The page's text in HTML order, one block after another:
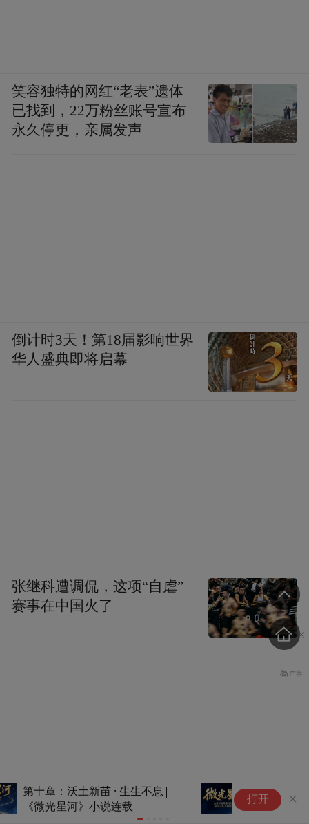
第十三章：出海初航 · 爱无疆
界|《微光星河》小说连载
打开
笑容独特的网红“老表”遗体
已找到，22万粉丝账号宣布
永久停更，亲属发声
倒计时3天！第18届影响世界
华人盛典即将启幕
张继科遭调侃，这项“自虐”
赛事在中国火了